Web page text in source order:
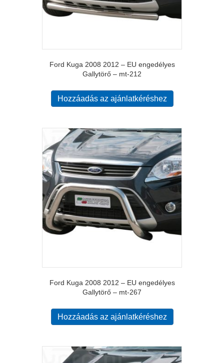
Ford Kuga 2008 2012 – EU engedélyes
Gallytörő – mt-212
Hozzáadás az ajánlatkéréshez
Ford Kuga 2008 2012 – EU engedélyes
Gallytörő – mt-267
Hozzáadás az ajánlatkéréshez